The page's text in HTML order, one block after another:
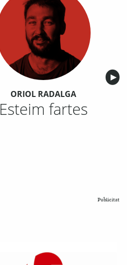
▶︎
ORIOL RADALGA
Esteim fartes
Publicitat